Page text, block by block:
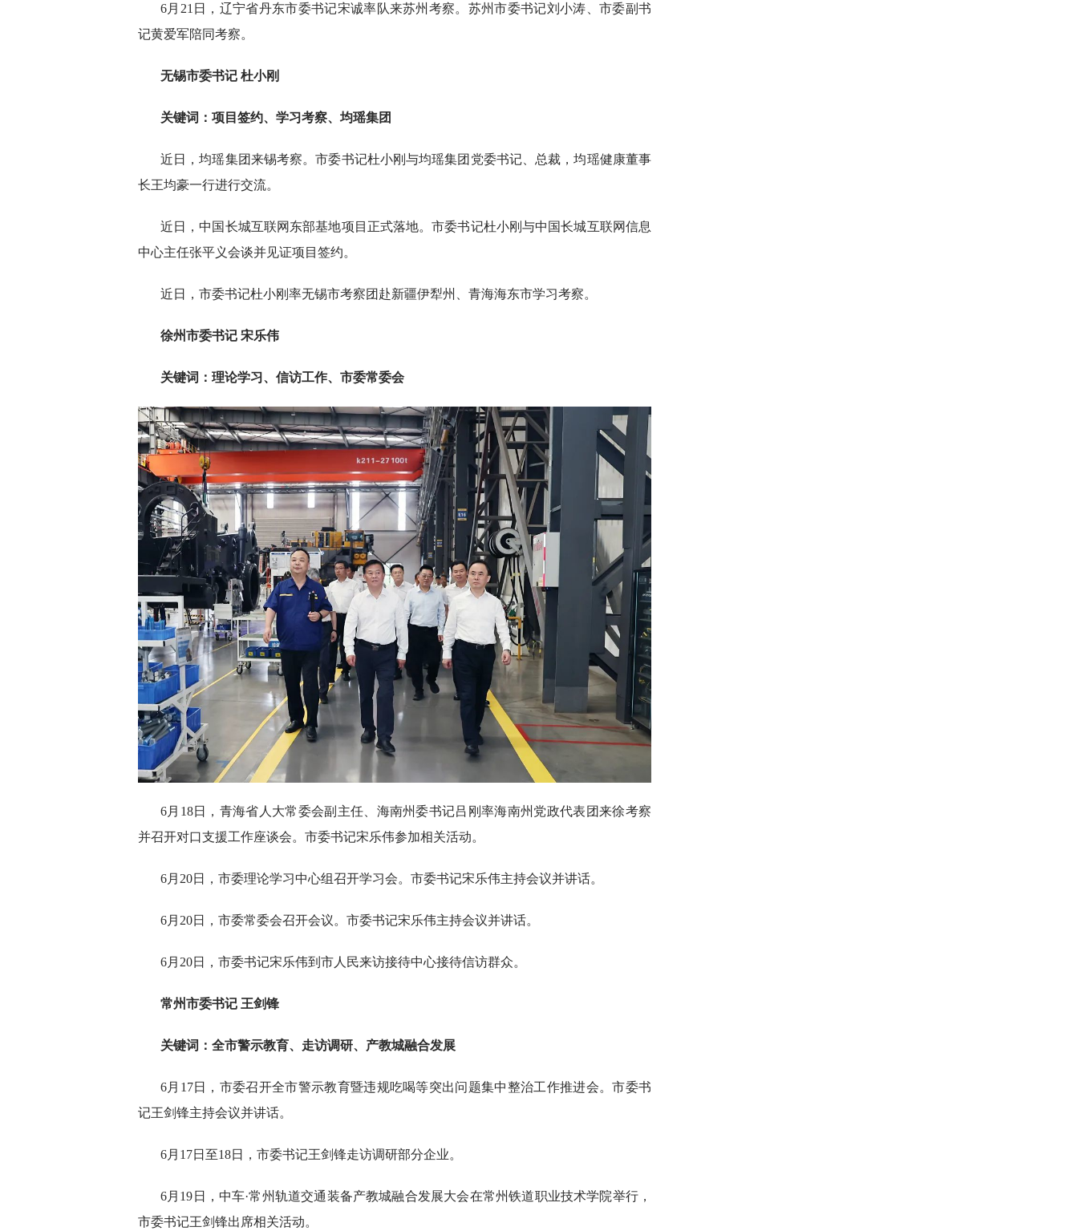
6月21日，辽宁省丹东市委书记宋诚率队来苏州考察。苏州市委书记刘小涛、市委副书
记黄爱军陪同考察。
无锡市委书记 杜小刚
关键词：项目签约、学习考察、均瑶集团
近日，均瑶集团来锡考察。市委书记杜小刚与均瑶集团党委书记、总裁，均瑶健康董事
长王均豪一行进行交流。
近日，中国长城互联网东部基地项目正式落地。市委书记杜小刚与中国长城互联网信息
中心主任张平义会谈并见证项目签约。
近日，市委书记杜小刚率无锡市考察团赴新疆伊犁州、青海海东市学习考察。
徐州市委书记 宋乐伟
关键词：理论学习、信访工作、市委常委会
6月18日，青海省人大常委会副主任、海南州委书记吕刚率海南州党政代表团来徐考察
并召开对口支援工作座谈会。市委书记宋乐伟参加相关活动。
6月20日，市委理论学习中心组召开学习会。市委书记宋乐伟主持会议并讲话。
6月20日，市委常委会召开会议。市委书记宋乐伟主持会议并讲话。
6月20日，市委书记宋乐伟到市人民来访接待中心接待信访群众。
常州市委书记 王剑锋
关键词：全市警示教育、走访调研、产教城融合发展
6月17日，市委召开全市警示教育暨违规吃喝等突出问题集中整治工作推进会。市委书
记王剑锋主持会议并讲话。
6月17日至18日，市委书记王剑锋走访调研部分企业。
6月19日，中车·常州轨道交通装备产教城融合发展大会在常州铁道职业技术学院举行，
市委书记王剑锋出席相关活动。